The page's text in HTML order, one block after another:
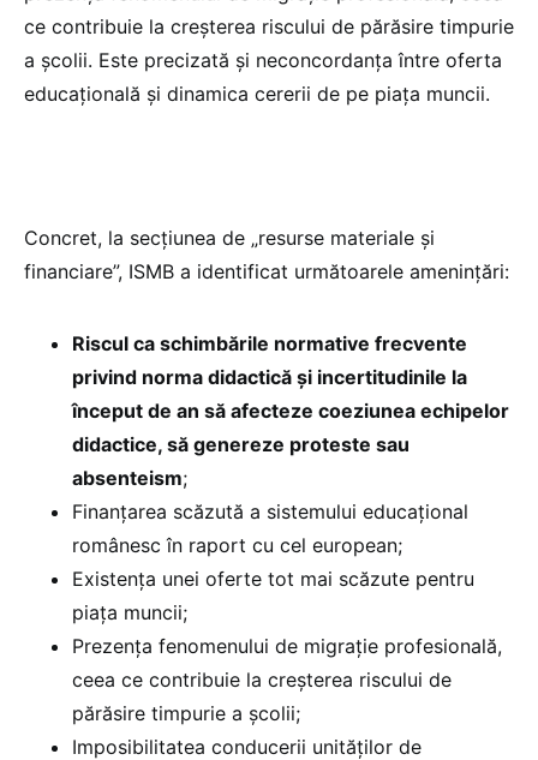
ce contribuie la creşterea riscului de părăsire timpurie
a școlii. Este precizată și neconcordanța între oferta
educațională și dinamica cererii de pe piața muncii.
Concret, la secțiunea de „resurse materiale și
financiare”, ISMB a identificat următoarele amenințări:
Riscul ca schimbările normative frecvente
privind norma didactică și incertitudinile la
început de an să afecteze coeziunea echipelor
didactice, să genereze proteste sau
absenteism;
Finanţarea scăzută a sistemului educațional
românesc în raport cu cel european;
Existenţa unei oferte tot mai scăzute pentru
piaţa muncii;
Prezența fenomenului de migrație profesională,
ceea ce contribuie la creşterea riscului de
părăsire timpurie a școlii;
Imposibilitatea conducerii unităților de